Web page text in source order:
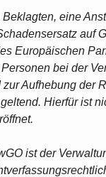
eine
auf
Europäischen
bei der
Aufhebung der
Hierfür ist
ist der